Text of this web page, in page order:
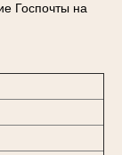
Госпочты на